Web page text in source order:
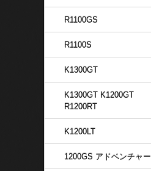
R1100GS
R1100S
K1300GT
K1300GT K1200GT
R1200RT
K1200LT
1200GS アドベンチャー